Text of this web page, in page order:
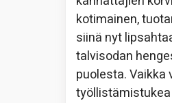
kotimainen,
siinä nyt
talvisodan
puolesta. Vaikka